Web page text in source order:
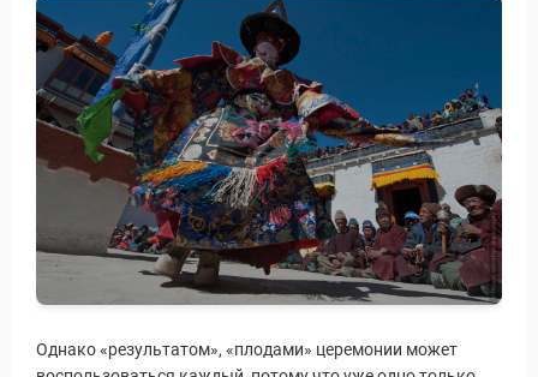
Однако «результатом», «плодами» церемонии может